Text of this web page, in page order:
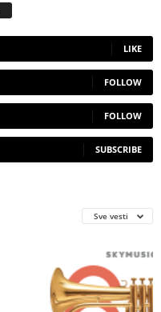
LIKE
FOLLOW
FOLLOW
SUBSCRIBE
Sve vesti